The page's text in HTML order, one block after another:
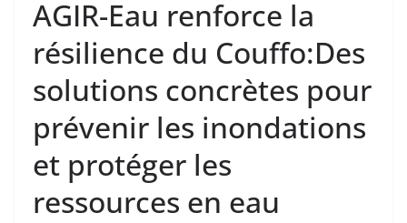
‎AGIR-Eau renforce la
résilience du Couffo:Des
solutions concrètes pour
prévenir les inondations
et protéger les
ressources en eau ‎